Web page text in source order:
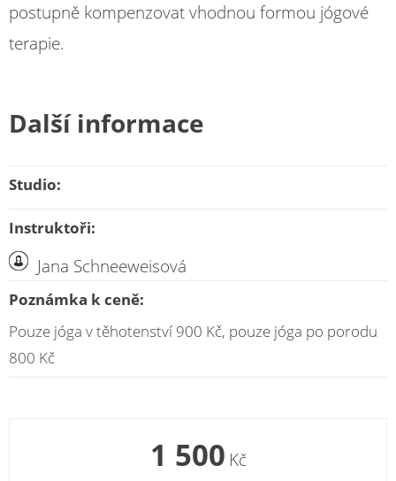
postupně kompenzovat vhodnou formou jógové
terapie.
Další informace
Studio:
Instruktoři:
Jana Schneeweisová
Poznámka k ceně:
Pouze jóga v těhotenství 900 Kč, pouze jóga po porodu
800 Kč
1 500 Kč